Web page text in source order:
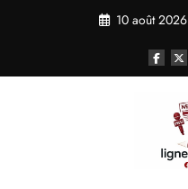
10 août 2026